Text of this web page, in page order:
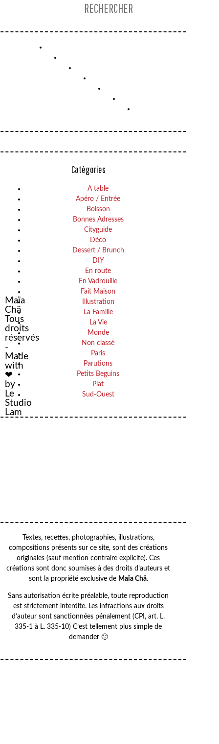
Catégories
A table
Apéro / Entrée
Boisson
Bonnes Adresses
Cityguide
Déco
Dessert / Brunch
DIY
En route
En Vadrouille
Fait Maison
Illustration
La Famille
La Vie
Monde
Non classé
Paris
Parutions
Petits Beguins
Plat
Sud-Ouest
Textes, recettes, photographies, illustrations,
compositions présents sur ce site, sont des créations
originales (sauf mention contraire explicite). Ces
créations sont donc soumises à des droits d’auteurs et
sont la propriété exclusive de Maïa Chä.
Sans autorisation écrite préalable, toute reproduction
est strictement interdite. Les infractions aux droits
d’auteur sont sanctionnées pénalement (CPI, art. L.
335-1 à L. 335-10) C’est tellement plus simple de
demander 🙂
MÈRE
Maïa
Chä
Tous
droits
réservés
-
Made
with
❤
by
Le
Studio
Lam